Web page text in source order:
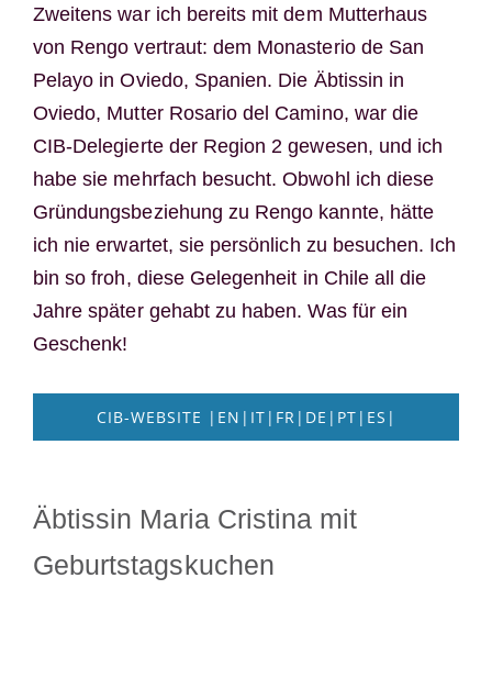
Äbtissin Maria Cristina mit
Geburtstagskuchen
Zweitens war ich bereits mit dem Mutterhaus
von Rengo vertraut: dem Monasterio de San
Pelayo in Oviedo, Spanien. Die Äbtissin in
Oviedo, Mutter Rosario del Camino, war die
CIB-Delegierte der Region 2 gewesen, und ich
habe sie mehrfach besucht. Obwohl ich diese
Gründungsbeziehung zu Rengo kannte, hätte
ich nie erwartet, sie persönlich zu besuchen. Ich
bin so froh, diese Gelegenheit in Chile all die
Jahre später gehabt zu haben. Was für ein
Geschenk!
CIB-WEBSITE |EN|IT|FR|DE|PT|ES|